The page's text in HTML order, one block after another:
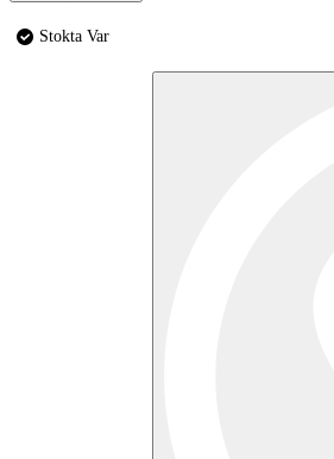
Stokta Var